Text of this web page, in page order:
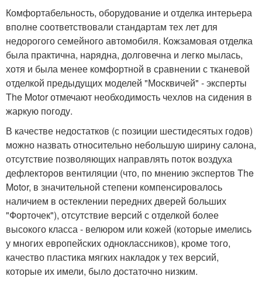
Комфортабельность, оборудование и отделка интерьера
вполне соответствовали стандартам тех лет для
недорогого семейного автомобиля. Кожзамовая отделка
была практична, нарядна, долговечна и легко мылась,
хотя и была менее комфортной в сравнении с тканевой
отделкой предыдущих моделей "Москвичей" - эксперты
The Motor отмечают необходимость чехлов на сидения в
жаркую погоду.
В качестве недостатков (с позиции шестидесятых годов)
можно назвать относительно небольшую ширину салона,
отсутствие позволяющих направлять поток воздуха
дефлекторов вентиляции (что, по мнению экспертов The
Motor, в значительной степени компенсировалось
наличием в остеклении передних дверей больших
"Форточек"), отсутствие версий с отделкой более
высокого класса - велюром или кожей (которые имелись
у многих европейских одноклассников), кроме того,
качество пластика мягких накладок у тех версий,
которые их имели, было достаточно низким.